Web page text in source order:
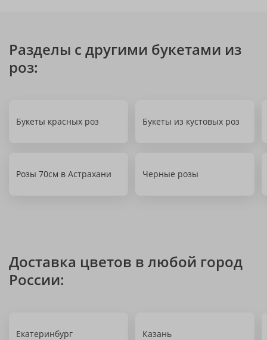
Разделы с другими букетами из
роз:
Букеты красных роз Букеты из кустовых роз
Розы 70см в Астрахани Черные розы
Доставка цветов в любой город
России:
Екатеринбург Казань